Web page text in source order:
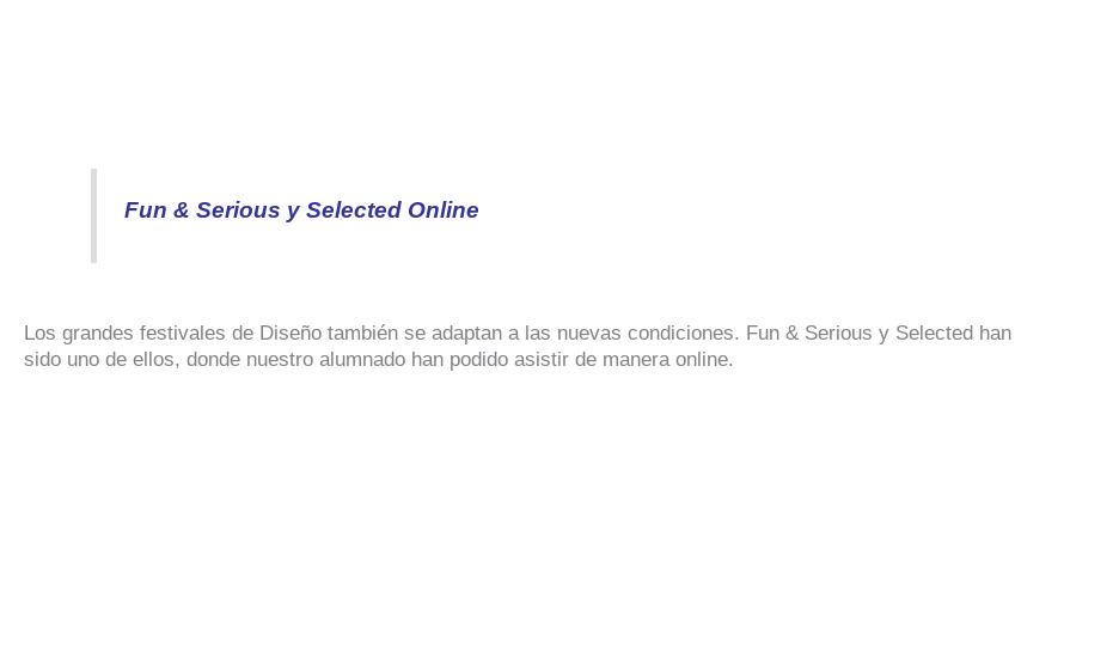
Fun & Serious y Selected Online
Los grandes festivales de Diseño también se adaptan a las nuevas condiciones. Fun & Serious y Selected han
sido uno de ellos, donde nuestro alumnado han podido asistir de manera online.